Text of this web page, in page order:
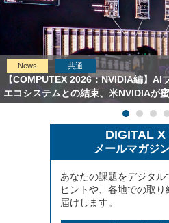
News 共通
【COMPUTEX 2026：NVIDIA編】AI
エコシステムとの結束、米NVIDIAが
DIGITAL
メールマガジ
あなたの課題をデジタ
ヒントや、各地での取
届けします。